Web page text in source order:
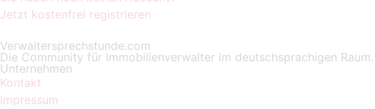
Jetzt kostenfrei registrieren
Verwaltersprechstunde.com
Die Community für Immobilienverwalter im deutschsprachigen Raum.
Unternehmen
Kontakt
Impressum